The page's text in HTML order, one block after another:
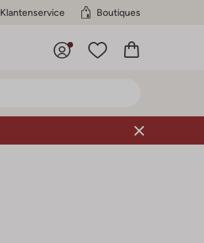
Klantenservice Boutiques